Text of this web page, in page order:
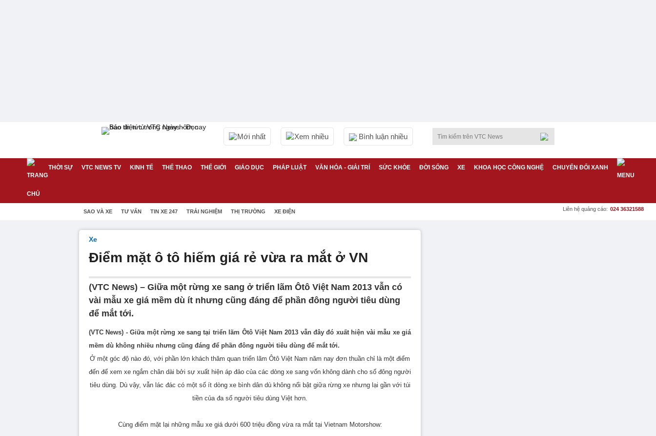
Mới nhất Xem nhiều Bình luận nhiều
THỜI SỰ VTC NEWS TV KINH TẾ THỂ THAO THẾ GIỚI GIÁO DỤC PHÁP LUẬT VĂN HÓA - GIẢI TRÍ SỨC KHỎE ĐỜI SỐNG XE KHOA HỌC CÔNG NGHỆ CHUYỂN ĐỔI XANH
SAO VÀ XE TƯ VẤN TIN XE 247 TRẢI NGHIỆM THỊ TRƯỜNG XE ĐIỆN Liên hệ quảng cáo: 024 36321588
Xe
Điểm mặt ô tô hiếm giá rẻ vừa ra mắt ở VN
(VTC News) – Giữa một rừng xe sang ở triển lãm Ôtô Việt Nam 2013 vẫn có
vài mẫu xe giá mềm dù ít nhưng cũng đáng để phần đông người tiêu dùng
để mắt tới.
(VTC News) - Giữa một rừng xe sang tại triển lãm Ôtô Việt Nam 2013 vẫn đây đó xuất hiện vài mẫu xe giá
mềm dù không nhiều nhưng cũng đáng để phần đông người tiêu dùng để mắt tới.
Ở một góc độ nào đó, với phần lớn khách thăm quan triển lãm Ôtô Việt Nam năm nay đơn thuần chỉ là một điểm
đến để xem xe ngắm chân dài bởi sự xuất hiện áp đảo của các dòng xe sang vốn không dành cho số đông người
tiêu dùng. Dù vậy, vẫn lác đác có một số ít dòng xe bình dân dù không nổi bật giữa rừng xe nhưng lại gần với túi
tiền của đa số người tiêu dùng Việt hơn.
Cùng điểm mặt lại những mẫu xe giá dưới 600 triệu đồng vừa ra mắt tại Vietnam Motorshow: